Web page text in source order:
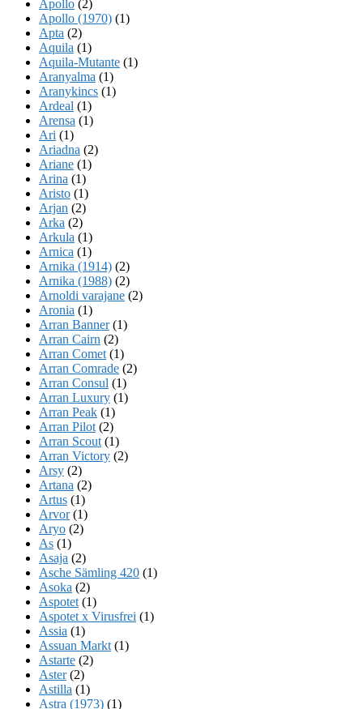
Apollo (2)
Apollo (1970) (1)
Apta (2)
Aquila (1)
Aquila-Mutante (1)
Aranyalma (1)
Aranykincs (1)
Ardeal (1)
Arensa (1)
Ari (1)
Ariadna (2)
Ariane (1)
Arina (1)
Aristo (1)
Arjan (2)
Arka (2)
Arkula (1)
Arnica (1)
Arnika (1914) (2)
Arnika (1988) (2)
Arnoldi varajane (2)
Aronia (1)
Arran Banner(1)
Arran Cairn (2)
Arran Comet (1)
Arran Comrade (2)
Arran Consul (1)
Arran Luxury (1)
Arran Peak (1)
Arran Pilot (2)
Arran Scout (1)
Arran Victory (2)
Arsy (2)
Artana (2)
Artus (1)
Arvor(1)
Aryo (2)
As (1)
Asaja (2)
Asche Sämling 420 (1)
Asoka (2)
Aspotet (1)
Aspotet x Virusfrei (1)
Assia (1)
Assuan Markt (1)
Astarte (2)
Aster(2)
Astilla (1)
Astra (1973) (1)